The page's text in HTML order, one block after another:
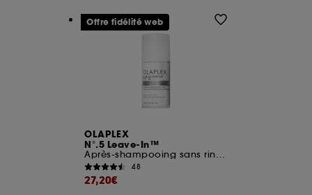
OLAPLEX
N°.5 Leave-In™
Après-shampooing sans rinçage hydratant et réparateur
48
27,20€
Offre fidélité web